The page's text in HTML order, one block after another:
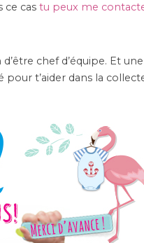
ce cas tu peux me
chef d’équipe. Et
t’aider dans la